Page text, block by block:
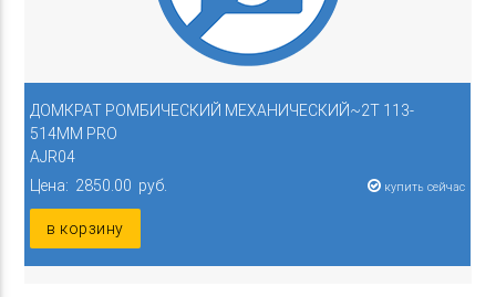
ДОМКРАТ РОМБИЧЕСКИЙ МЕХАНИЧЕСКИЙ~2Т 113-
514ММ PRO
AJR04
Цена: 2850.00 руб.
купить сейчас
в корзину